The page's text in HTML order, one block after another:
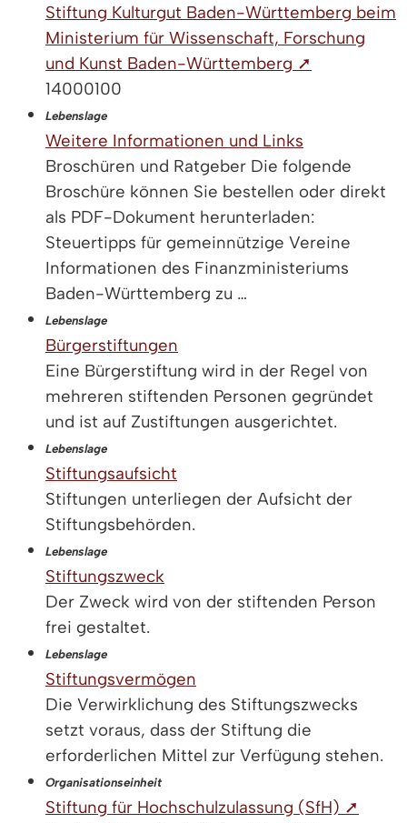
Stiftung Kulturgut Baden-Württemberg beim
Ministerium für Wissenschaft, Forschung
und Kunst Baden-Württemberg ➚
14000100
Lebenslage
Weitere Informationen und Links
Broschüren und Ratgeber Die folgende
Broschüre können Sie bestellen oder direkt
als PDF-Dokument herunterladen:
Steuertipps für gemeinnützige Vereine
Informationen des Finanzministeriums
Baden-Württemberg zu …
Lebenslage
Bürgerstiftungen
Eine Bürgerstiftung wird in der Regel von
mehreren stiftenden Personen gegründet
und ist auf Zustiftungen ausgerichtet.
Lebenslage
Stiftungsaufsicht
Stiftungen unterliegen der Aufsicht der
Stiftungsbehörden.
Lebenslage
Stiftungszweck
Der Zweck wird von der stiftenden Person
frei gestaltet.
Lebenslage
Stiftungsvermögen
Die Verwirklichung des Stiftungszwecks
setzt voraus, dass der Stiftung die
erforderlichen Mittel zur Verfügung stehen.
Organisationseinheit
Stiftung für Hochschulzulassung (SfH) ➚